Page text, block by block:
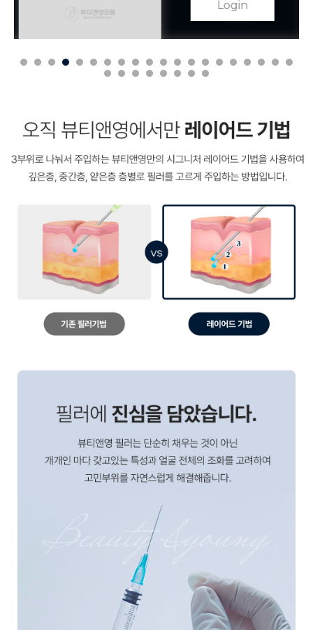
Login